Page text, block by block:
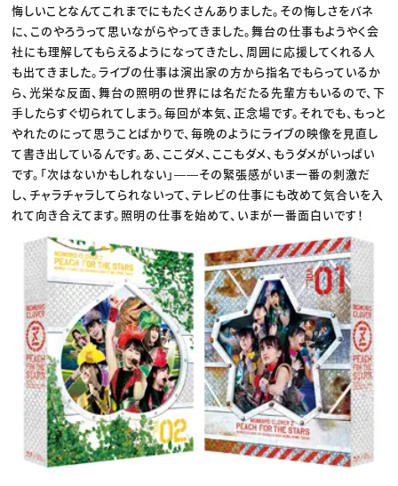
悔しいことなんてこれまでにもたくさんありました。その悔しさをバネ
に、このやろうって思いながらやってきました。舞台の仕事もようやく会
社にも理解してもらえるようになってきたし、周囲に応援してくれる人
も出てきました。ライブの仕事は演出家の方から指名でもらっているか
ら、光栄な反面、舞台の照明の世界には名だたる先輩方もいるので、下
手したらすぐ切られてしまう。毎回が本気、正念場です。それでも、もっと
やれたのにって思うことばかりで、毎晩のようにライブの映像を見直し
て書き出しているんです。あ、ここダメ、ここもダメ、もうダメがいっぱい
です。「次はないかもしれない」――その緊張感がいま一番の刺激だ
し、チャラチャラしてられないって、テレビの仕事にも改めて気合いを入
れて向き合えてます。照明の仕事を始めて、いまが一番面白いです！